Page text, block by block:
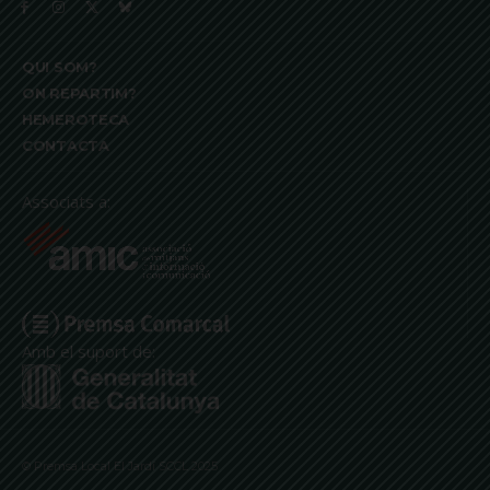
QUI SOM?
ON REPARTIM?
HEMEROTECA
CONTACTA
Associats a:
Amb el suport de:
© Premsa Local El Jardí SCCL 2025